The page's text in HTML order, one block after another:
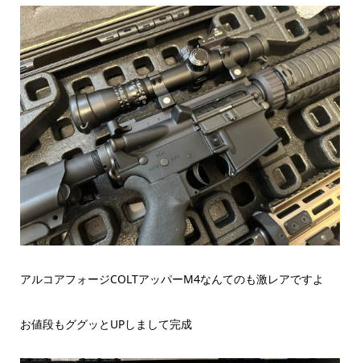
アルコアフォージCOLTアッパーM4なんてのも激レアですよ
お値段もググッとUPしまして完成